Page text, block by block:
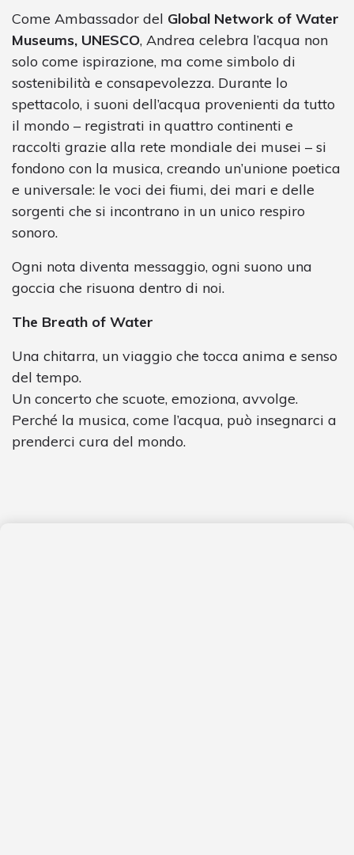
Come Ambassador del Global Network of Water
Museums, UNESCO, Andrea celebra l’acqua non
solo come ispirazione, ma come simbolo di
sostenibilità e consapevolezza. Durante lo
spettacolo, i suoni dell’acqua provenienti da tutto
il mondo – registrati in quattro continenti e
raccolti grazie alla rete mondiale dei musei – si
fondono con la musica, creando un’unione poetica
e universale: le voci dei fiumi, dei mari e delle
sorgenti che si incontrano in un unico respiro
sonoro.
Ogni nota diventa messaggio, ogni suono una
goccia che risuona dentro di noi.
The Breath of Water
Una chitarra, un viaggio che tocca anima e senso
del tempo.
Un concerto che scuote, emoziona, avvolge.
Perché la musica, come l’acqua, può insegnarci a
prenderci cura del mondo.